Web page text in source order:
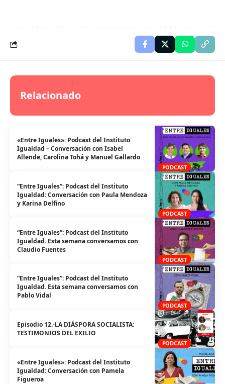
Relacionado
PODCAST
«Entre Iguales»: Podcast del Instituto
Igualdad – Conversación con Isabel
Allende, Carolina Tohá y Manuel Gallardo
PODCAST
“Entre Iguales”: Podcast del Instituto
Igualdad: Conversación con Paula Mendoza
y Karina Delfino
PODCAST
“Entre Iguales”: Podcast del Instituto
Igualdad. Esta semana conversamos con
Claudio Fuentes
PODCAST
“Entre Iguales”: Podcast del Instituto
Igualdad. Esta semana conversamos con
Pablo Vidal
PODCAST
Episodio 12.-LA DIÁSPORA SOCIALISTA:
TESTIMONIOS DEL EXILIO
«Entre Iguales»: Podcast del Instituto
Igualdad: Conversación con Pamela
Figueroa